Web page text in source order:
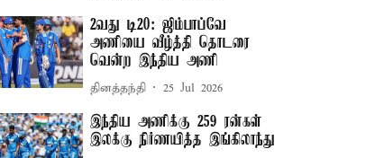
2வது டி20: ஜிம்பாப்வே
அணியை வீழ்த்தி தொடரை
வென்ற இந்திய அணி
தினத்தந்தி 25 Jul 2026
இந்திய அணிக்கு 259 ரன்கள்
இலக்கு நிர்ணயித்த இங்கிலாந்து